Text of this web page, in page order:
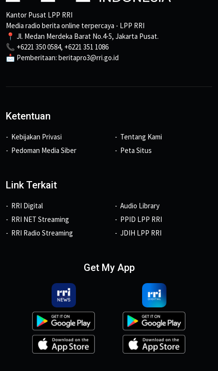
Kantor Pusat LPP RRI
Media radio berita online terpercaya - LPP RRI
📍 Jl. Medan Merdeka Barat No.4-5, Jakarta Pusat.
📞 +6221 350 0584, +6221 351 1086
📩 Pemberitaan: beritapro3@rri.go.id
Ketentuan
Kebijakan Privasi
Pedoman Media Siber
Tentang Kami
Peta Situs
Link Terkait
RRI Digital
RRI NET Streaming
RRI Radio Streaming
Audio Library
PPID LPP RRI
JDIH LPP RRI
Get My App